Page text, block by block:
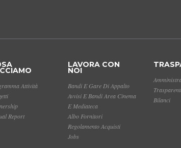
Attività
Report
LAVORA CON
NOI
Bandi E Gare Di Appalto
Avvisi E Bandi Area Cinema
E Mediateca
Albo Fornitori
Regolamento Acquisti
Jobs
Bilanci